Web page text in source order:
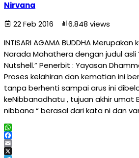
Nirvana
22 Feb 2016
6.848 views
INTISARI AGAMA BUDDHA Merupakan
Narada Mahathera dengan judul asli
Nutshell.” Penerbit : Yayasan
Proses kelahiran dan kematian ini
tanpa berhenti sampai arus ini
keNibbanadhatu , tujuan akhir umat
nibbana “ berasal dari kata ni dan
WhatsApp
Facebook
Email